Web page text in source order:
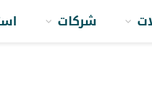
شركات